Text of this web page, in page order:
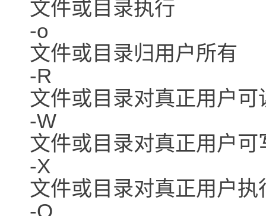
文件或目录执行
-o
文件或目录归用户所有
-R
文件或目录对真正用户可
-W
文件或目录对真正用户可
-X
文件或目录对真正用户执
-O